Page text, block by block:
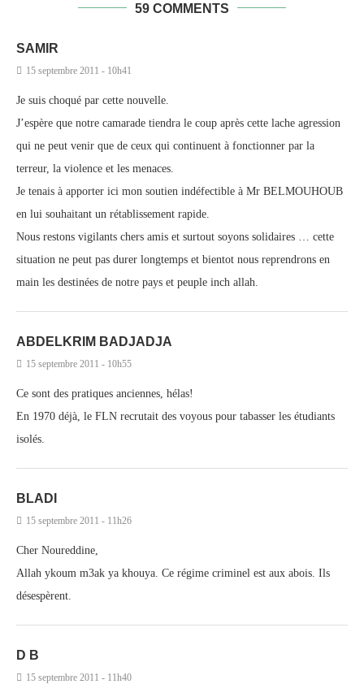
59 COMMENTS
SAMIR
15 septembre 2011 - 10h41
Je suis choqué par cette nouvelle.
J’espère que notre camarade tiendra le coup après cette lache agression
qui ne peut venir que de ceux qui continuent à fonctionner par la
terreur, la violence et les menaces.
Je tenais à apporter ici mon soutien indéfectible à Mr BELMOUHOUB
en lui souhaitant un rétablissement rapide.
Nous restons vigilants chers amis et surtout soyons solidaires … cette
situation ne peut pas durer longtemps et bientot nous reprendrons en
main les destinées de notre pays et peuple inch allah.
ABDELKRIM BADJADJA
15 septembre 2011 - 10h55
Ce sont des pratiques anciennes, hélas!
En 1970 déjà, le FLN recrutait des voyous pour tabasser les étudiants
isolés.
BLADI
15 septembre 2011 - 11h26
Cher Noureddine,
Allah ykoum m3ak ya khouya. Ce régime criminel est aux abois. Ils
désespèrent.
D B
15 septembre 2011 - 11h40